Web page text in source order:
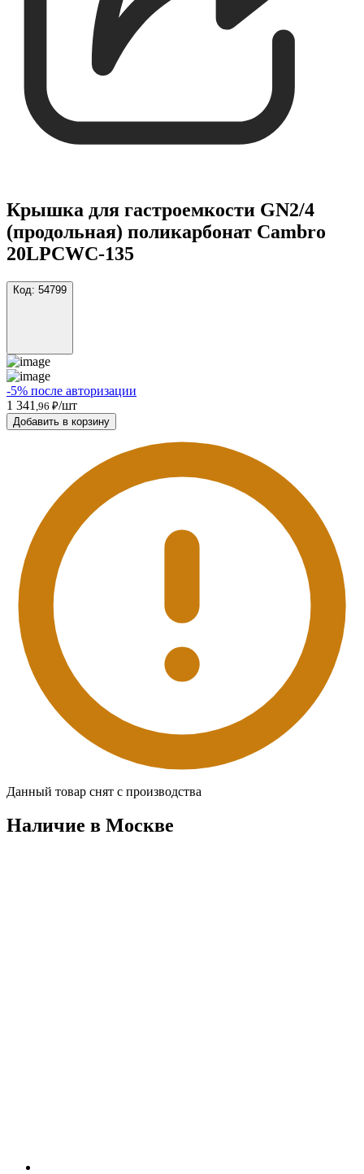
Крышка для гастроемкости GN2/4
(продольная) поликарбонат Cambro
20LPCWC-135
Код: 54799
-5% после авторизации
1 341 ,96 ₽/шт
Добавить в корзину
Данный товар снят с производства
Наличие в Москвe